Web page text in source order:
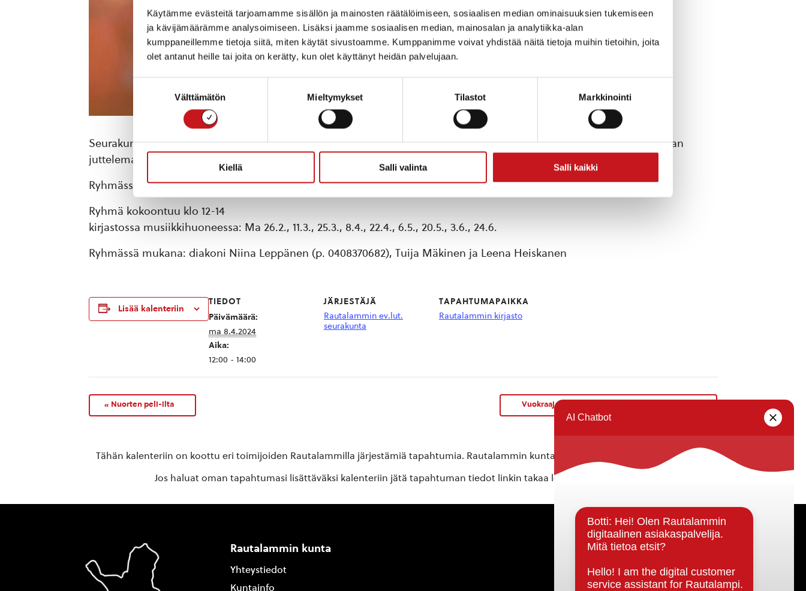
Käytämme evästeitä tarjoamamme sisällön ja mainosten räätälöimiseen, sosiaalisen median ominaisuuksien tukemiseen
ja kävijämäärämme analysoimiseen. Lisäksi jaamme sosiaalisen median, mainosalan ja analytiikka-alan
kumppaneillemme tietoja siitä, miten käytät sivustoamme. Kumppanimme voivat yhdistää näitä tietoja muihin tietoihin, joita
olet antanut heille tai joita on kerätty, kun olet käyttänyt heidän palvelujaan.
Välttämätön Mieltymykset Tilastot Markkinointi
Kiellä Salli valinta Salli kaikki
Seurakunnan naisten ryhmän tarkoituksena on tarjota tukea elämän tilanteisiin sekä edistää hyvinvointia. Tule mukaan
juttelemaan elämästä, sen iloista ja suruista.
Ryhmässä keskustellaan, joskus leivotaan ja askarrellaan. Sisältöä suunnitellaan myös yhdessä.
Ryhmä kokoontuu klo 12-14
kirjastossa musiikkihuoneessa: Ma 26.2., 11.3., 25.3., 8.4., 22.4., 6.5., 20.5., 3.6., 24.6.
Ryhmässä mukana: diakoni Niina Leppänen (p. 0408370682), Tuija Mäkinen ja Leena Heiskanen
Lisää kalenteriin
TIEDOT
Päivämäärä:
ma 8.4.2024
Aika:
12:00 - 14:00
JÄRJESTÄJÄ
Rautalammin ev.lut.
seurakunta
TAPAHTUMAPAIKKA
Rautalammin kirjasto
« Nuorten peli-ilta Vuokraajat ja vuokrattavat asuinkohteet koolle
Tähän kalenteriin on koottu eri toimijoiden Rautalammilla järjestämiä tapahtumia. Rautalammin kunta ei vastaa tietojen oikeellisuudesta.
Jos haluat oman tapahtumasi lisättäväksi kalenteriin jätä tapahtuman tiedot linkin takaa löytyvällä
Rautalammin kunta
Yhteystiedot
Kuntainfo
Päätöksenteko ja lähidemokratia
Päätökset, esityslistat & pöytäkirjat
Hallinto